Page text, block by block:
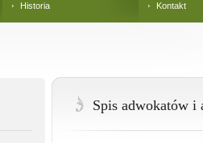
Historia Kontakt
Spis adwokatów i